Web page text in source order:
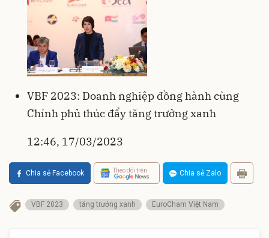
VBF 2023: Doanh nghiệp đồng hành cùng
Chính phủ thúc đẩy tăng trưởng xanh
12:46, 17/03/2023
Chia sẻ Facebook Theo dõi trên Chia sẻ Zalo
VBF 2023 tăng trưởng xanh EuroCham Việt Nam